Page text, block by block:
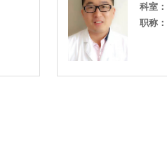
科室：
职称：